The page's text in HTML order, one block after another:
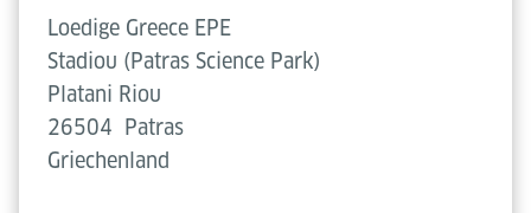
Loedige Greece EPE
Stadiou (Patras Science Park)
Platani Riou
26504
Patras
Griechenland